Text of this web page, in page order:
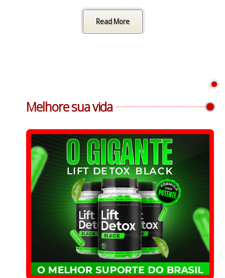
Read More
Melhore sua vida